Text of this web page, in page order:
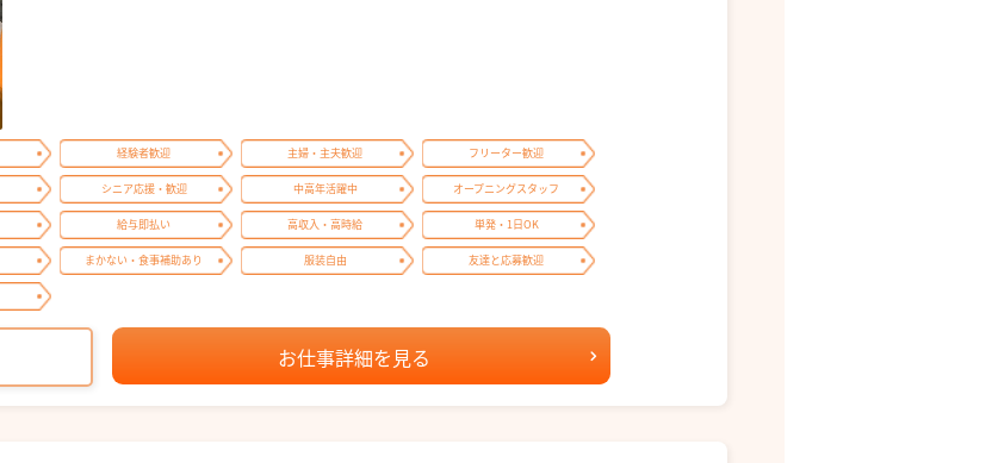
経験者歓迎 主婦・主夫歓迎 フリーター歓迎
シニア応援・歓迎 中高年活躍中 オープニングスタッフ
給与即払い 高収入・高時給 単発・1日OK
まかない・食事補助あり 服装自由 友達と応募歓迎
お仕事詳細を見る